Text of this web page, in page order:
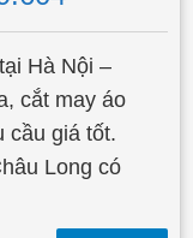
Hà Nội –
cắt may áo
cầu giá tốt.
Long có